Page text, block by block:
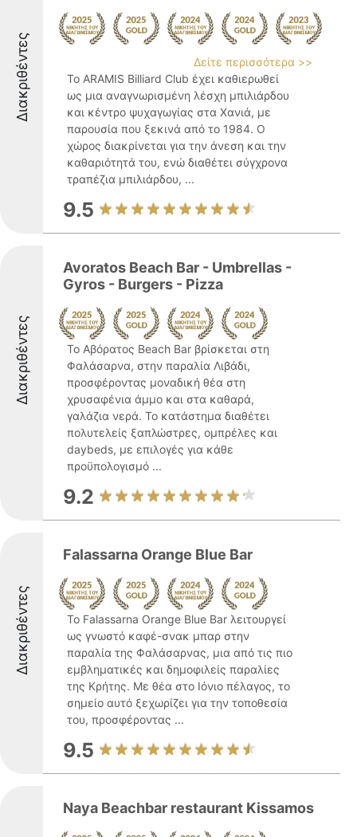
Διακριθέντες
Δείτε περισσότερα >>
Το ARAMIS Billiard Club έχει καθιερωθεί
ως μια αναγνωρισμένη λέσχη μπιλιάρδου
και κέντρο ψυχαγωγίας στα Χανιά, με
παρουσία που ξεκινά από το 1984. Ο
χώρος διακρίνεται για την άνεση και την
καθαριότητά του, ενώ διαθέτει σύγχρονα
τραπέζια μπιλιάρδου, ...
9.5
Διακριθέντες
Avoratos Beach Bar - Umbrellas -
Gyros - Burgers - Pizza
Το Αβόρατος Beach Bar βρίσκεται στη
Φαλάσαρνα, στην παραλία Λιβάδι,
προσφέροντας μοναδική θέα στη
χρυσαφένια άμμο και στα καθαρά,
γαλάζια νερά. Το κατάστημα διαθέτει
πολυτελείς ξαπλώστρες, ομπρέλες και
daybeds, με επιλογές για κάθε
προϋπολογισμό ...
9.2
Διακριθέντες
Falassarna Orange Blue Bar
Το Falassarna Orange Blue Bar λειτουργεί
ως γνωστό καφέ-σνακ μπαρ στην
παραλία της Φαλάσαρνας, μια από τις πιο
εμβληματικές και δημοφιλείς παραλίες
της Κρήτης. Με θέα στο Ιόνιο πέλαγος, το
σημείο αυτό ξεχωρίζει για την τοποθεσία
του, προσφέροντας ...
9.5
Naya Beachbar restaurant Kissamos